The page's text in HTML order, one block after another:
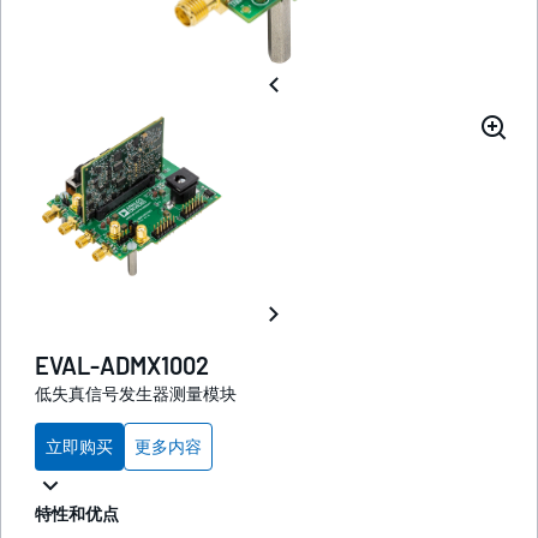
EVAL-ADMX1002
低失真信号发生器测量模块
立即购买 更多内容
特性和优点